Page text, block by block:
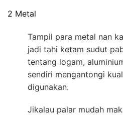
2 Metal
Tampil para metal nan
jadi tahi ketam sudut
tentang logam,
sendiri mengantongi
digunakan.
Jikalau palar mudah